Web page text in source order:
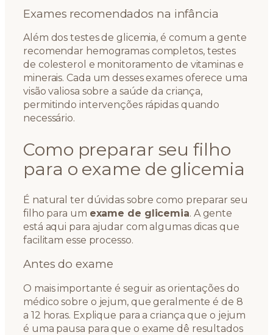
Exames recomendados na infância
Além dos testes de glicemia, é comum a gente
recomendar hemogramas completos, testes
de colesterol e monitoramento de vitaminas e
minerais. Cada um desses exames oferece uma
visão valiosa sobre a saúde da criança,
permitindo intervenções rápidas quando
necessário.
Como preparar seu filho
para o exame de glicemia
É natural ter dúvidas sobre como preparar seu
filho para um exame de glicemia. A gente
está aqui para ajudar com algumas dicas que
facilitam esse processo.
Antes do exame
O mais importante é seguir as orientações do
médico sobre o jejum, que geralmente é de 8
a 12 horas. Explique para a criança que o jejum
é uma pausa para que o exame dê resultados